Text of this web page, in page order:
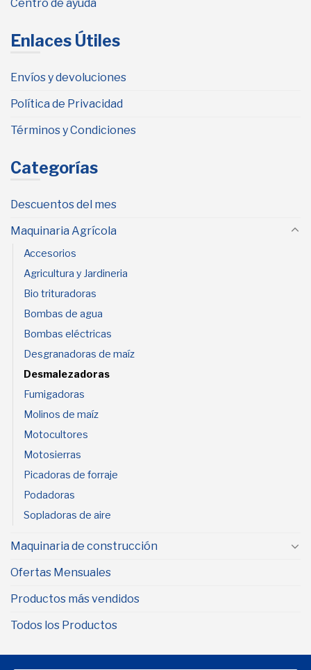
Centro de ayuda
Enlaces Útiles
Envíos y devoluciones
Política de Privacidad
Términos y Condiciones
Categorías
Descuentos del mes
Maquinaria Agrícola
Accesorios
Agricultura y Jardineria
Bio trituradoras
Bombas de agua
Bombas eléctricas
Desgranadoras de maíz
Desmalezadoras
Fumigadoras
Molinos de maíz
Motocultores
Motosierras
Picadoras de forraje
Podadoras
Sopladoras de aire
Maquinaria de construcción
Ofertas Mensuales
Productos más vendidos
Todos los Productos